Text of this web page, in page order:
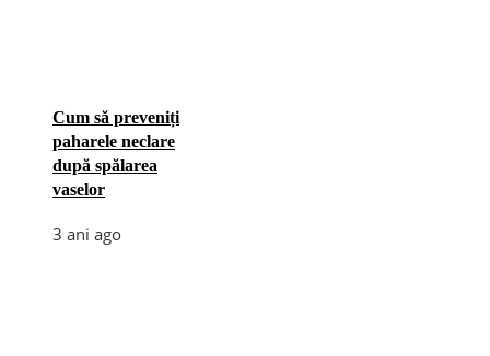
Cum să preveniți
paharele neclare
după spălarea
vaselor
3 ani ago